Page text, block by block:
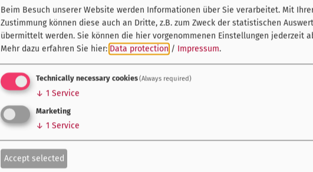
Beim Besuch unserer Website werden Informationen über Sie verarbeitet. Mit
Zustimmung können diese auch an Dritte, z.B. zum Zweck der statistischen
übermittelt werden. Sie können die hier vorgenommenen Einstellungen jederzeit
Mehr dazu erfahren Sie hier: Data protection / Impressum.
Technically necessary cookies(Always required)
↓ 1 Service
Marketing
↓ 1 Service
Accept selected